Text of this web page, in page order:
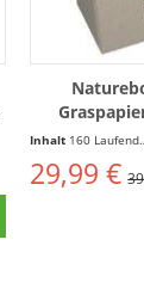
Inhalt 160 Laufende(r) Meter
29,99 €